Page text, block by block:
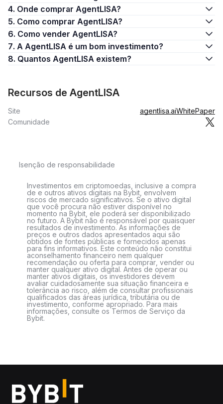
4. Onde comprar AgentLISA?
5. Como comprar AgentLISA?
6. Como vender AgentLISA?
7. A AgentLISA é um bom investimento?
8. Quantos AgentLISA existem?
Recursos de AgentLISA
Site agentlisa.aiWhitePaper
Comunidade
Isenção de responsabilidade
Investimentos em criptomoedas, inclusive a compra
de e outros ativos digitais na Bybit, envolvem
riscos de mercado significativos. Se o ativo digital
que você procura não estiver disponível no
momento na Bybit, ele poderá ser disponibilizado
no futuro. A Bybit não é responsável por quaisquer
resultados de investimento. As informações de
preços e outros dados apresentados aqui são
obtidos de fontes públicas e fornecidos apenas
para fins informativos. Este conteúdo não constitui
aconselhamento financeiro nem qualquer
recomendação ou oferta para comprar, vender ou
manter qualquer ativo digital. Antes de operar ou
manter ativos digitais, os investidores devem
avaliar cuidadosamente sua situação financeira e
tolerância ao risco, além de consultar profissionais
qualificados das áreas jurídica, tributária ou de
investimento, conforme apropriado. Para mais
informações, consulte os Termos de Serviço da
Bybit.